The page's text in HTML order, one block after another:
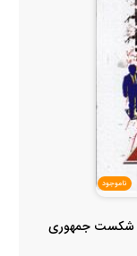
ناموجود
شکست جمهوری